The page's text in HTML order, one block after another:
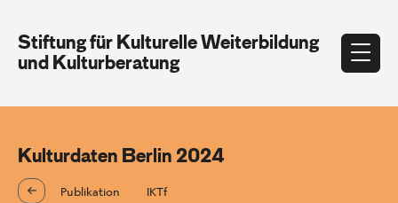
Stiftung für Kulturelle Weiterbildung
und Kulturberatung
Kulturdaten Berlin 2024
Publikation IKTf